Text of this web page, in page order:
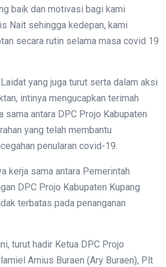
baik dan motivasi bagi kami
Nait sehingga kedepan, kami
secara rutin selama masa covid 19
yang juga turut serta dalam aksi
intinya mengucapkan terimah
sama antara DPC Projo Kabupaten
yang telah membantu
penularan covid-19.
kerja sama antara Pemerintah
DPC Projo Kabupaten Kupang
terbatas pada penanganan
turut hadir Ketua DPC Projo
Arnius Buraen (Ary Buraen), Plt